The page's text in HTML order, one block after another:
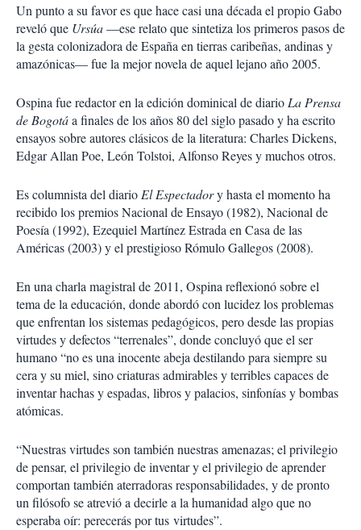
Un punto a su favor es que hace casi una década el propio Gabo
reveló que Ursúa—ese relato que sintetiza los primeros pasos de
la gesta colonizadora de España en tierras caribeñas, andinas y
amazónicas— fue la mejor novela de aquel lejano año 2005.
Ospina fue redactor en la edición dominical de diarioLa Prensa
de Bogotáa finales de los años 80 del siglo pasado y ha escrito
ensayos sobre autores clásicos de la literatura: Charles Dickens,
Edgar Allan Poe, León Tolstoi, Alfonso Reyes y muchos otros.
Es columnista del diarioEl Espectadory hasta el momento ha
recibido los premios Nacional de Ensayo (1982), Nacional de
Poesía (1992), Ezequiel Martínez Estrada en Casa de las
Américas (2003) y el prestigioso Rómulo Gallegos (2008).
En una charla magistral de 2011, Ospina reflexionó sobre el
tema de la educación, donde abordó con lucidez los problemas
que enfrentan los sistemas pedagógicos, pero desde las propias
virtudes y defectos “terrenales”, donde concluyó que el ser
humano “no es una inocente abeja destilando para siempre su
cera y su miel, sino criaturas admirables y terribles capaces de
inventar hachas y espadas, libros y palacios, sinfonías y bombas
atómicas.
“Nuestras virtudes son también nuestras amenazas; el privilegio
de pensar, el privilegio de inventar y el privilegio de aprender
comportan también aterradoras responsabilidades, y de pronto
un filósofo se atrevió a decirle a la humanidad algo que no
esperaba oír: perecerás por tus virtudes”.